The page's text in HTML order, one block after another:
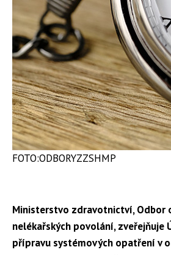
FOTO:ODBORYZZSHMP
Ministerstvo zdravotnictví, Odbor
nelékařských povolání, zveřejňuje
přípravu systémových opatření v